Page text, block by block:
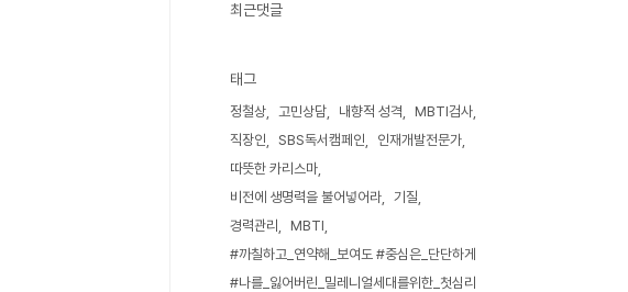
최근댓글
태그
정철상 고민상담 내향적 성격
MBTI검사
직장인
SBS독서캠페인
인재개발전문가
따뜻한 카리스마
비전에 생명력을 불어넣어라
기질
경력관리
MBTI
#까칠하고_연약해_보여도 #중심은_단단하게
#나를_잃어버린_밀레니얼세대를위한_첫심리